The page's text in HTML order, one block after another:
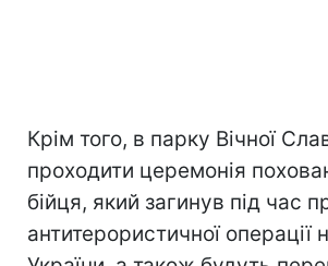
Крім того, в парку Вічної
проходити церемонія
бійця, який загинув під час
антитерористичної операції